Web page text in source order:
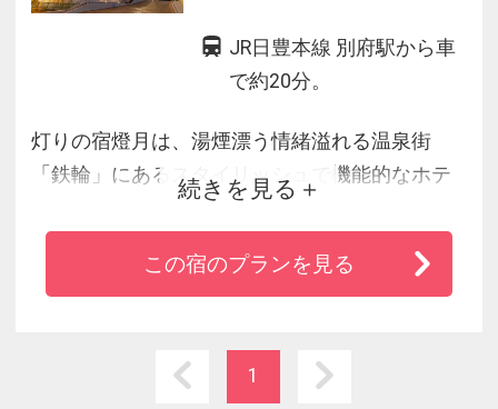
JR日豊本線 別府駅から車
で約20分。
灯りの宿燈月は、湯煙漂う情緒溢れる温泉街
「鉄輪」にあるスタイリッシュで機能的なホテ
ルです。鉄輪の湯で体を癒し、ビュッフェスタ
イルのお食事で「おおいた和牛」をお腹いっぱ
い堪能し、シモンズ社製のベッドで快適な眠り
続きを見る
この宿のプランを見る
1